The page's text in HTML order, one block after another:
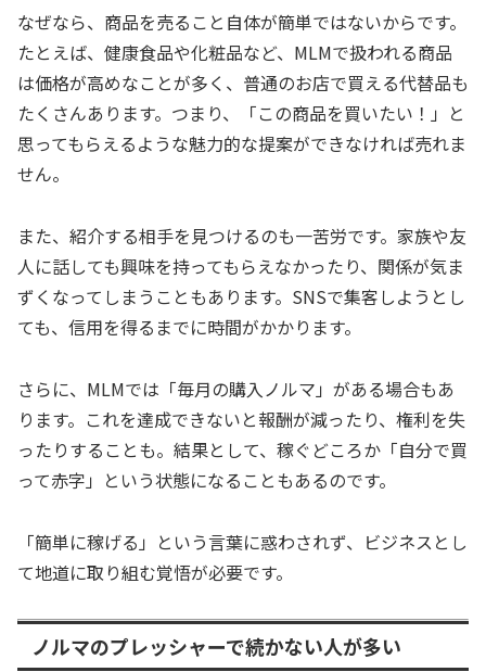
なぜなら、商品を売ること自体が簡単ではないからです。
たとえば、健康食品や化粧品など、MLMで扱われる商品
は価格が高めなことが多く、普通のお店で買える代替品も
たくさんあります。つまり、「この商品を買いたい！」と
思ってもらえるような魅力的な提案ができなければ売れま
せん。
また、紹介する相手を見つけるのも一苦労です。家族や友
人に話しても興味を持ってもらえなかったり、関係が気ま
ずくなってしまうこともあります。SNSで集客しようとし
ても、信用を得るまでに時間がかかります。
さらに、MLMでは「毎月の購入ノルマ」がある場合もあ
ります。これを達成できないと報酬が減ったり、権利を失
ったりすることも。結果として、稼ぐどころか「自分で買
って赤字」という状態になることもあるのです。
「簡単に稼げる」という言葉に惑わされず、ビジネスとし
て地道に取り組む覚悟が必要です。
ノルマのプレッシャーで続かない人が多い